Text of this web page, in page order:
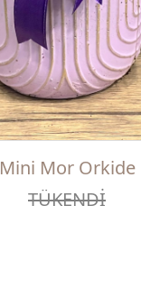
Mini Mor Orkide
TÜKENDİ